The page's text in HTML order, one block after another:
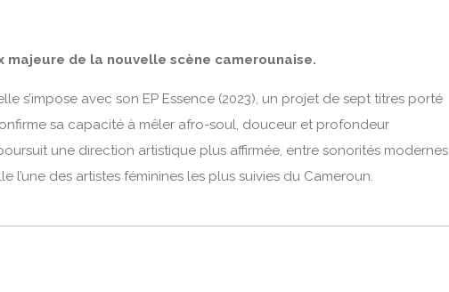
majeure de la nouvelle scène camerounaise.
s’impose avec son EP Essence (2023), un projet de sept titres porté
sa capacité à mêler afro-soul, douceur et profondeur
une direction artistique plus affirmée, entre sonorités modernes
l’une des artistes féminines les plus suivies du Cameroun.